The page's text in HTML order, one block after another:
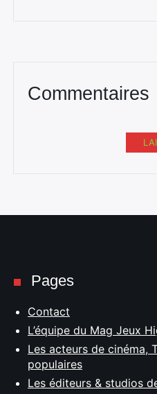
Commentaires
Pages
Contact
L’équipe du Mag Jeux
Les acteurs de cinéma,
populaires
Les éditeurs & studios